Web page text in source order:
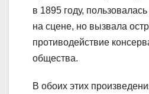
в 1895 году,
на сцене, но вызвала
противодействие
общества.
В обоих этих